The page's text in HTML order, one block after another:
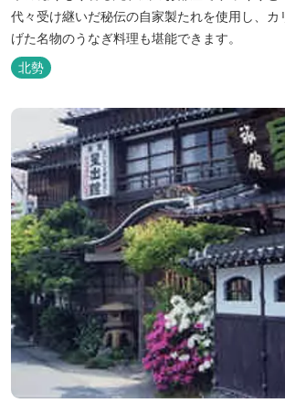
代々受け継いだ秘伝の自家製たれを使用し、カ
げた名物のうなぎ料理も堪能できます。
北勢